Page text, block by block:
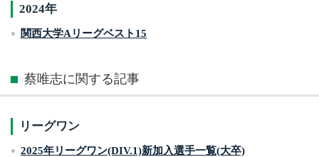
2024年
関西大学Aリーグベスト15
蔡唯志に関する記事
リーグワン
2025年リーグワン(DIV.1)新加入選手一覧(大卒)